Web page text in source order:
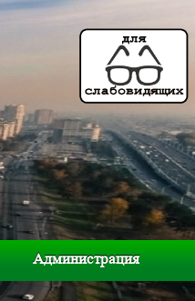
Администрация